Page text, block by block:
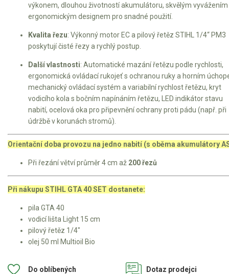
Elektrické skútry
Elektrické tříkolky
Elektrické tříkolky pracovní
Elektrické čtyřkolky
Náhradní díly
Náhradní díly pro motorové pily
Zahradní traktory
Řetězové pily
Náhradní díly pro sekačky
výkonem, dlouhou životností akumulátoru, skvělým vyvážením
ergonomickým designem pro snadné použití.
Kvalita řezu: Výkonný motor EC a pilový řetěz STIHL 1/4“ PM3
poskytují čisté řezy a rychlý postup.
Další vlastnosti: Automatické mazání řetězu podle rychlosti,
ergonomická ovládací rukojeť s ochranou ruky a horním
mechanický ovládací systém a variabilní rychlost řetězu, kryt
vodicího kola s bočním napínáním řetězu, LED indikátor stavu
nabití, ocelová oka pro připevnění ochrany proti pádu (např. při
údržbě v korunách stromů).
Orientační doba provozu na jedno nabití (s oběma akumulátory
Při řezání větví průměr 4 cm až 200 řezů
Při nákupu STIHL GTA 40 SET dostanete:
pila GTA 40
vodicí lišta Light 15 cm
pilový řetěz 1/4"
olej 50 ml Multioil Bio
Do oblíbených Dotaz prodejci